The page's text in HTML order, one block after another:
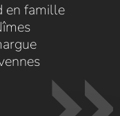
en famille